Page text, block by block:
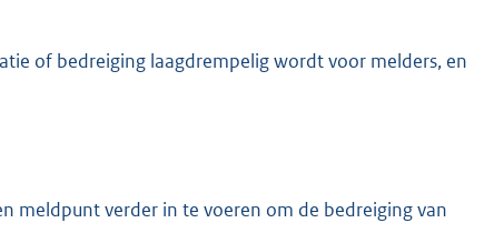
of bedreiging laagdrempelig wordt voor melders, en
meldpunt verder in te voeren om de bedreiging van